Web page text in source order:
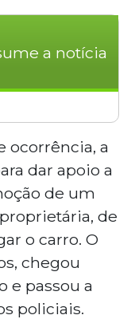
a notícia
após troca
em Campo
de
Um
contra a
.380,
O autor dos
ocorrência, a
dar apoio a
de um
de
o carro. O
chegou
e passou a
policiais.